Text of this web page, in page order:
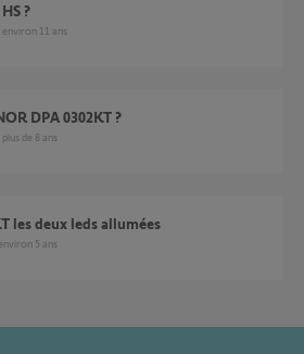
?
environ 11 ans
DPA 0302KT ?
plus de 8 ans
les deux leds allumées
environ 5 ans